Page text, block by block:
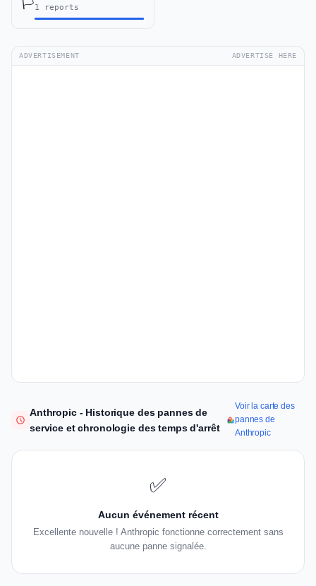
🏳️1 reports
ADVERTISEMENT ADVERTISE HERE
Anthropic - Historique des pannes de
service et chronologie des temps d'arrêt
Voir la carte des
pannes de
Anthropic
✅
Aucun événement récent
Excellente nouvelle ! Anthropic fonctionne correctement sans
aucune panne signalée.